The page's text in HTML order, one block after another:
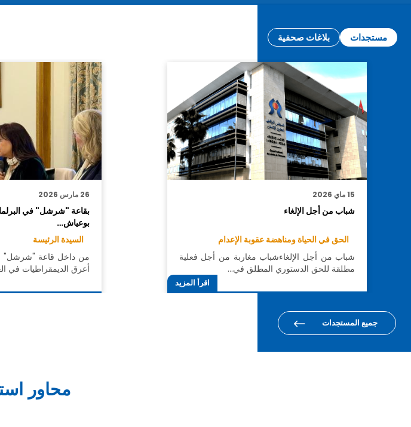
بلاغات صحفية مستجدات
15 ماي 2026
شباب من أجل الإلغاء
الحق في الحياة ومناهضة عقوبة الإعدام
شباب من أجل الإلغاءشباب مغاربة من أجل فعلية
مطلقة للحق الدستوري المطلق في…
اقرأ المزيد
26 مارس 2026
بقاعة "شرشل" في
بوعياش…
السيدة الرئيسة
من داخل قاعة "شرشل"
أعرق الديمقراطيات في
جميع المستجدات
محاور